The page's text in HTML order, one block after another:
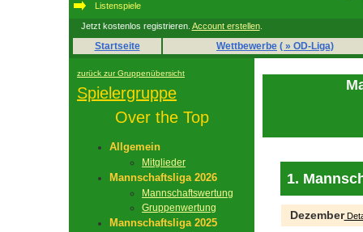
Listenspiele
Jetzt kostenlos registrieren. Account erstellen.
Startseite Wettbewerbe ( » OD-Liga)
zurück zur Gruppenübersicht
Spielergruppe
Over the Top
Allgemein
Mitglieder
Mannschaftsliga 2026
Mannschaftswertung
Gruppenwertung
Mannschaftsliga 2025
1.
Dezember